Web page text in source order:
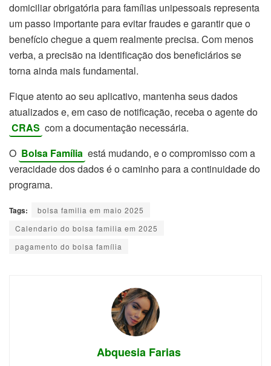
domiciliar obrigatória para famílias unipessoais representa
um passo importante para evitar fraudes e garantir que o
benefício chegue a quem realmente precisa. Com menos
verba, a precisão na identificação dos beneficiários se
torna ainda mais fundamental.
Fique atento ao seu aplicativo, mantenha seus dados
atualizados e, em caso de notificação, receba o agente do
CRAS com a documentação necessária.
O Bolsa Família está mudando, e o compromisso com a
veracidade dos dados é o caminho para a continuidade do
programa.
Tags:
bolsa familia em maio 2025
Calendario do bolsa familia em 2025
pagamento do bolsa família
Abquesia Farias